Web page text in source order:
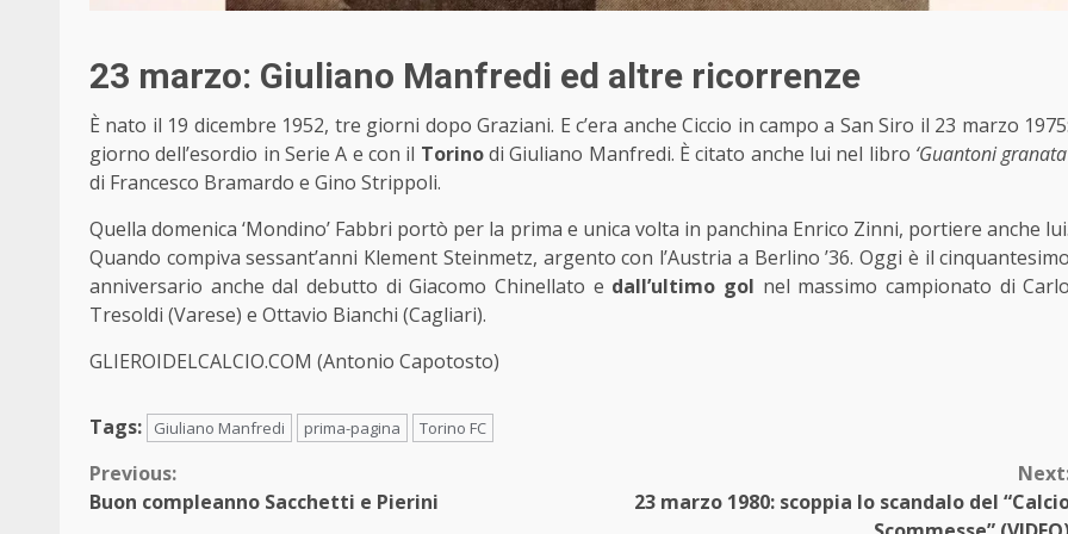
23 marzo: Giuliano Manfredi ed altre ricorrenze
È nato il 19 dicembre 1952, tre giorni dopo Graziani. E c’era anche Ciccio in campo a San Siro il 23 marzo 1975:
giorno dell’esordio in Serie A e con il Torinodi Giuliano Manfredi. È citato anche lui nel libro ‘Guantoni
di Francesco Bramardo e Gino Strippoli.
Quella domenica ‘Mondino’ Fabbri portò per la prima e unica volta in panchina Enrico Zinni, portiere anche lui.
Quando compiva sessant’anni Klement Steinmetz, argento con l’Austria a Berlino ’36. Oggi è il cinquantesimo
anniversario anche dal debutto di Giacomo Chinellato e dall’ultimo gol nel massimo campionato di Carlo
Tresoldi (Varese) e Ottavio Bianchi (Cagliari).
GLIEROIDELCALCIO.COM (Antonio Capotosto)
Tags: Giuliano Manfredi prima-pagina Torino FC
Continue
Previous:
Buon compleanno Sacchetti e Pierini
23 marzo 1980: scoppia lo scandalo del